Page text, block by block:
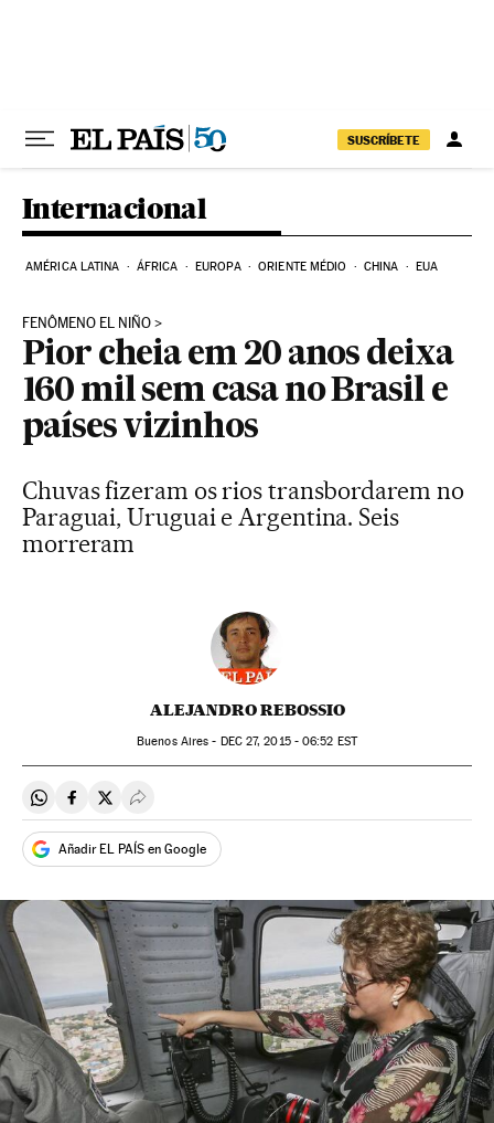
SUSCRÍBETE
Internacional
AMÉRICA LATINA ÁFRICA EUROPA ORIENTE MÉDIO CHINA EUA
FENÔMENO EL NIÑO
Pior cheia em 20 anos deixa
160 mil sem casa no Brasil e
países vizinhos
Chuvas fizeram os rios transbordarem no
Paraguai, Uruguai e Argentina. Seis
morreram
ALEJANDRO REBOSSIO
Buenos Aires - DEC27, 2015 - 06:52 EST
Compartir en Whatsapp
Compartir en Facebook
Compartir en Twitter
Desplegar Redes Sociales
Añadir EL PAÍS en Google